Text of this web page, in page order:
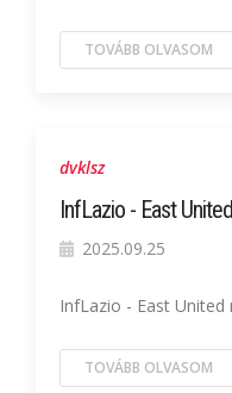
TOVÁBB OLVASOM
dvklsz
InfLazio - East
2025.09.25
InfLazio - East
TOVÁBB OLVASOM